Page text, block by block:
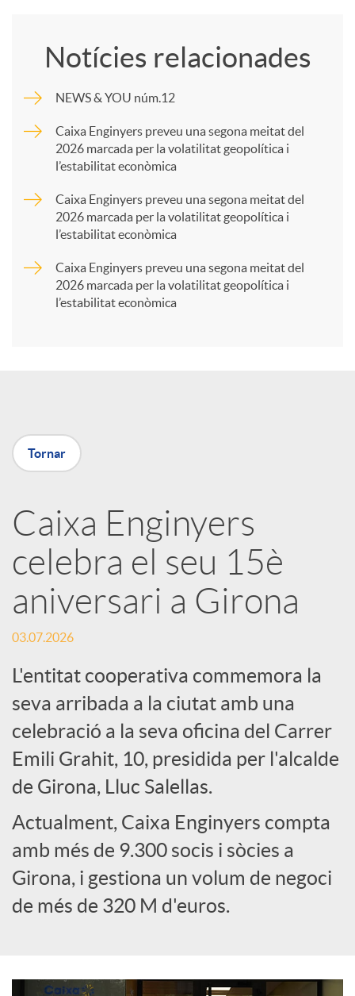
m
p
a
a
r
x
e
s
S
o
c
Notícies relacionades
NEWS & YOU núm.12
Caixa Enginyers preveu una segona meitat del
2026 marcada per la volatilitat geopolítica i
l’estabilitat econòmica
Caixa Enginyers preveu una segona meitat del
2026 marcada per la volatilitat geopolítica i
l’estabilitat econòmica
Caixa Enginyers preveu una segona meitat del
2026 marcada per la volatilitat geopolítica i
l’estabilitat econòmica
Tornar
Caixa Enginyers
celebra el seu 15è
aniversari a Girona
03.07.2026
L'entitat cooperativa commemora la
seva arribada a la ciutat amb una
celebració a la seva oficina del Carrer
Emili Grahit, 10, presidida per l'alcalde
de Girona, Lluc Salellas.
Actualment, Caixa Enginyers compta
amb més de 9.300 socis i sòcies a
Girona, i gestiona un volum de negoci
de més de 320 M d'euros.